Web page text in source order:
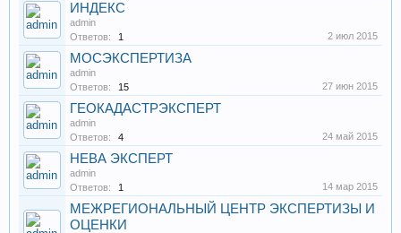
ИНДЕКС
admin
Ответов:
1 2 июл 2015
МОСЭКСПЕРТИЗА
admin
Ответов:
15 27 июн 2015
ГЕОКАДАСТРЭКСПЕРТ
admin
Ответов:
4 24 май 2015
НЕВА ЭКСПЕРТ
admin
Ответов:
1 14 мар 2015
МЕЖРЕГИОНАЛЬНЫЙ ЦЕНТР ЭКСПЕРТИЗЫ И
ОЦЕНКИ